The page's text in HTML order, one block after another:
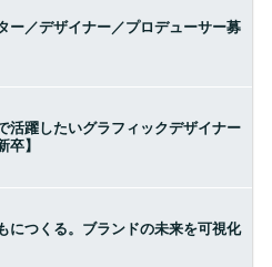
ー／デザイナー／プロデューサー募
活躍したいグラフィックデザイナー
卒】
につくる。ブランドの未来を可視化